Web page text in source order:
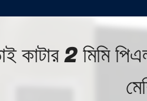
কাটার 2 মিমি